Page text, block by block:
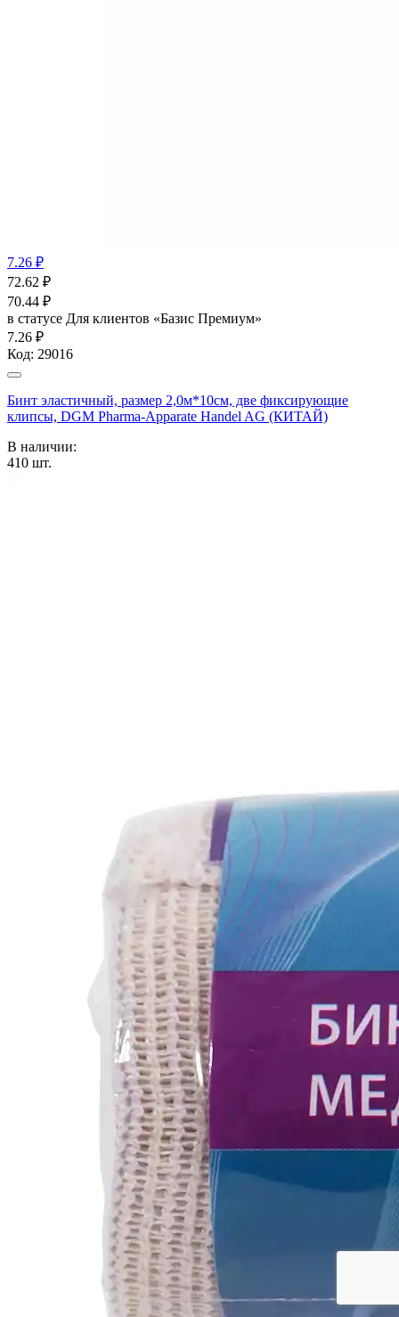
7.26 ₽
72.62 ₽
70.44 ₽
в статусе Для клиентов «Базис Премиум»
7.26 ₽
Код: 29016
Бинт эластичный, размер 2,0м*10см, две фиксирующие
клипсы, DGM Pharma-Apparate Handel AG (КИТАЙ)
В наличии:
410 шт.